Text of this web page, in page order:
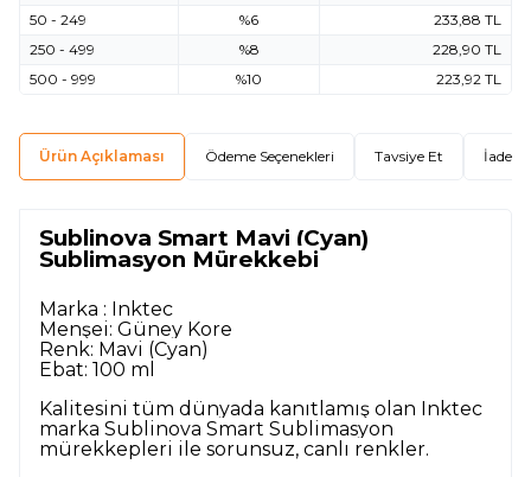
50 - 249
%6 233,88 TL
250 - 499
%8 228,90 TL
500 - 999
%10 223,92 TL
Ürün Açıklaması Ödeme Seçenekleri Tavsiye Et İade
Sublinova Smart Mavi (Cyan)
Sublimasyon Mürekkebi
Marka : Inktec
Menşei: Güney Kore
Renk: Mavi (Cyan)
Ebat: 100 ml
Kalitesini tüm dünyada kanıtlamış olan Inktec
marka Sublinova Smart Sublimasyon
mürekkepleri ile sorunsuz, canlı renkler.